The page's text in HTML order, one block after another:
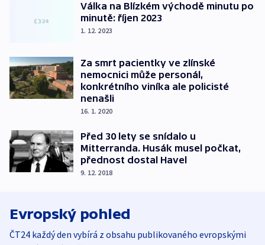
Válka na Blízkém východě minutu po
minutě: říjen 2023
1. 12. 2023
Za smrt pacientky ve zlínské
nemocnici může personál,
konkrétního viníka ale policisté
nenašli
16. 1. 2020
Před 30 lety se snídalo u
Mitterranda. Husák musel počkat,
přednost dostal Havel
9. 12. 2018
Evropský pohled
ČT24 každý den vybírá z obsahu publikovaného evropskými